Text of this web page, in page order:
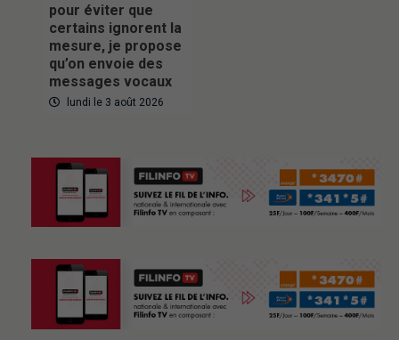
pour éviter que
certains ignorent la
mesure, je propose
qu’on envoie des
messages vocaux
lundi le 3 août 2026